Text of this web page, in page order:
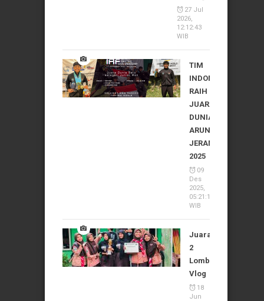
27 Jul
2026,
12:12:43
WIB
TIM
INDONESIA
RAIH
JUARA
DUNIA
ARUNG
JERAM
2025
09
Des
2025,
05:21:10
WIB
Juara
2
Lomba
Vlog
18
Jun